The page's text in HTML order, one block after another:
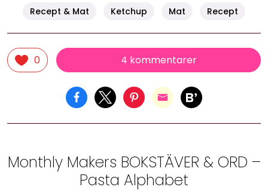
Recept & Mat Ketchup Mat Recept
0 4 kommentarer
Monthly Makers BOKSTÄVER & ORD –
Pasta Alphabet